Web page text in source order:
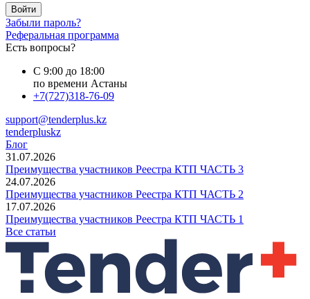
Войти
Забыли пароль?
Реферальная программа
Есть вопросы?
С 9:00 до 18:00
по времени Астаны
+7(727)318-76-09
support@tenderplus.kz
tenderpluskz
Блог
31.07.2026
Преимущества участников Реестра КТП ЧАСТЬ 3
24.07.2026
Преимущества участников Реестра КТП ЧАСТЬ 2
17.07.2026
Преимущества участников Реестра КТП ЧАСТЬ 1
Все статьи